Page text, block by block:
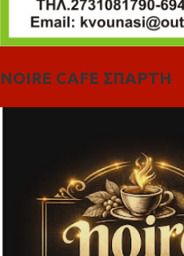
NOIRE CAFE ΣΠΑΡΤΗ